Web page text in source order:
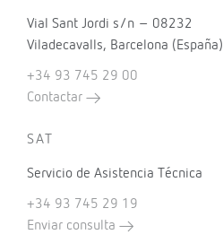
Vial Sant Jordi s/n – 08232
Viladecavalls, Barcelona (España)
+34 93 745 29 00
Contactar
SAT
Servicio de Asistencia Técnica
+34 93 745 29 19
Enviar consulta